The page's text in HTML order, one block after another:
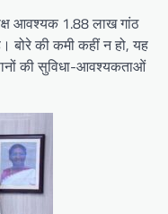
आवश्यक 1.88 लाख गांठ
बोरे की कमी कहीं न हो, यह
की सुविधा-आवश्यकताओं